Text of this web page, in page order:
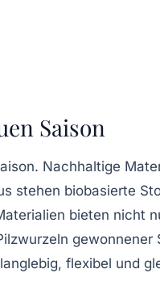
Saison
Nachhaltige
stehen biobasierte
bieten nicht
flexibel und